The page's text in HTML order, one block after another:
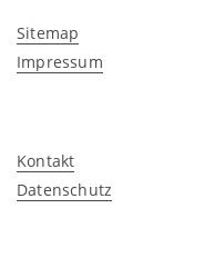
Sitemap
Impressum
Kontakt
Datenschutz